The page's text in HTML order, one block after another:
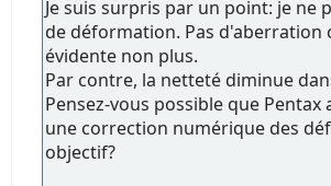
Je suis surpris par un point: je ne
de déformation. Pas d'aberration
évidente non plus.
Par contre, la netteté diminue
Pensez-vous possible que Pentax
une correction numérique des
objectif?